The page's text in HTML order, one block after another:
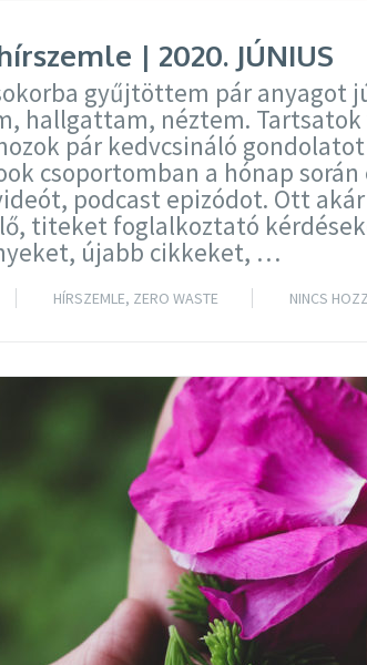
| 2020. JÚNIUS
gyűjtöttem pár anyagot
hallgattam, néztem.
pár kedvcsináló
csoportomban a hónap
podcast epizódot. Ott
titeket foglalkoztató
újabb cikkeket, …
HÍRSZEMLE, ZERO WASTE NINCS